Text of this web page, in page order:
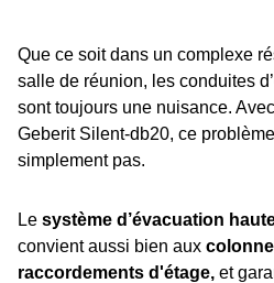
Que ce soit dans un complexe
salle de réunion, les conduites
sont toujours une nuisance.
Geberit Silent-db20, ce
simplement pas.
Le système d’évacuation
convient aussi bien aux
raccordements d'étage, et